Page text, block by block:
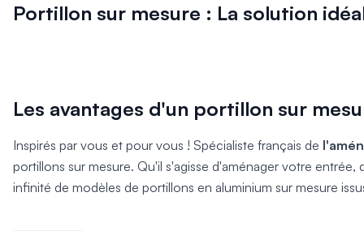
Accès Pro
Portillon sur mesure : La solution
Les avantages d'un portillon sur
Inspirés par vous et pour vous ! Spécialiste français de
portillons sur mesure. Qu'il s'agisse d'aménager votre
infinité de modèles de portillons en aluminium sur mesure